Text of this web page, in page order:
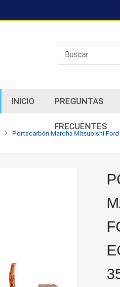
INICIO PREGUNTAS
FRECUENTES
Portacarbón Marcha Mitsubishi